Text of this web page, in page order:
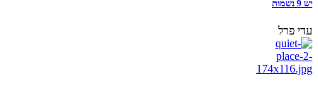
יש 9 נשמות
עדי פרל